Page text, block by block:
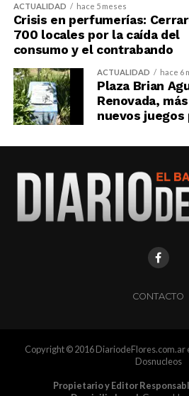
ACTUALIDAD hace 5 meses
Crisis en perfumerías:
700 locales por la caída del
consumo y el contrabando
ACTUALIDAD hace 6
Plaza Brian
Renovada,
nuevos juegos
CONTACTO
Copyright © 2016 DiariodeFlores.com.ar
Dosnucleos
Propietario y Editor